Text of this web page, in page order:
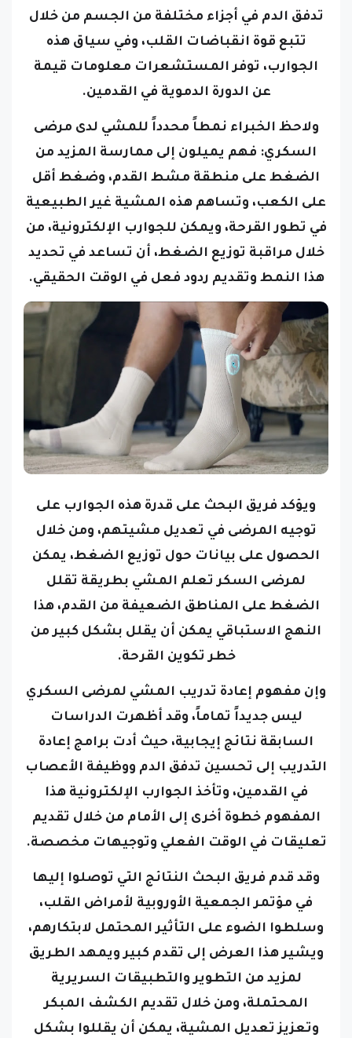
تتبع قوة انقباضات القلب، وفي سياق هذه
الجوارب، توفر المستشعرات معلومات قيمة
عن الدورة الدموية في القدمين.
ولاحظ الخبراء نمطاً محدداً للمشي لدى مرضى
السكري: فهم يميلون إلى ممارسة المزيد من
الضغط على منطقة مشط القدم، وضغط أقل
على الكعب، وتساهم هذه المشية غير الطبيعية
في تطور القرحة، ويمكن للجوارب الإلكترونية، من
خلال مراقبة توزيع الضغط، أن تساعد في تحديد
هذا النمط وتقديم ردود فعل في الوقت الحقيقي.
توجيه المرضى في تعديل مشيتهم، ومن خلال
الحصول على بيانات حول توزيع الضغط، يمكن
لمرضى السكر تعلم المشي بطريقة تقلل
الضغط على المناطق الضعيفة من القدم، هذا
النهج الاستباقي يمكن أن يقلل بشكل كبير من
خطر تكوين القرحة.
وإن مفهوم إعادة تدريب المشي لمرضى السكري
ليس جديداً تماماً، وقد أظهرت الدراسات
السابقة نتائج إيجابية، حيث أدت برامج إعادة
التدريب إلى تحسين تدفق الدم ووظيفة الأعصاب
في القدمين، وتأخذ الجوارب الإلكترونية هذا
المفهوم خطوة أخرى إلى الأمام من خلال تقديم
تعليقات في الوقت الفعلي وتوجيهات مخصصة.
وقد قدم فريق البحث النتائج التي توصلوا إليها
في مؤتمر الجمعية الأوروبية لأمراض القلب،
وسلطوا الضوء على التأثير المحتمل لابتكارهم،
ويشير هذا العرض إلى تقدم كبير ويمهد الطريق
لمزيد من التطوير والتطبيقات السريرية
المحتملة،ومن خلال تقديم الكشف المبكر
وتعزيز تعديل المشية، يمكن أن يقللوا بشكل
كبير من خطر الإصابة بقرح القدم وبتر الأطراف،